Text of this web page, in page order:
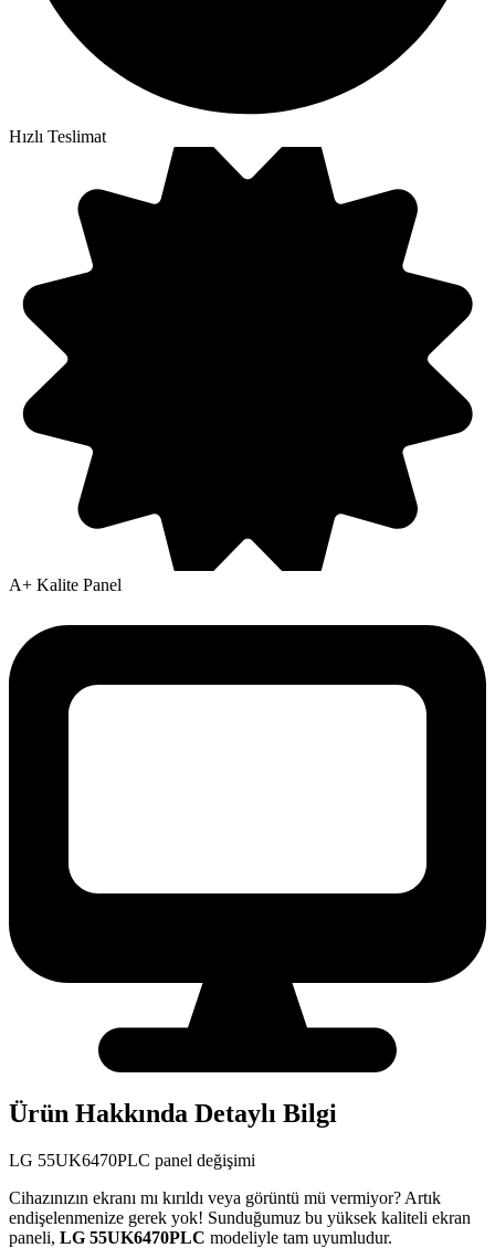
Hızlı Teslimat
A+ Kalite Panel
Ürün Hakkında Detaylı Bilgi
LG 55UK6470PLC panel değişimi
Cihazınızın ekranı mı kırıldı veya görüntü mü vermiyor? Artık
endişelenmenize gerek yok! Sunduğumuz bu yüksek kaliteli ekran
paneli, LG 55UK6470PLC modeliyle tam uyumludur.